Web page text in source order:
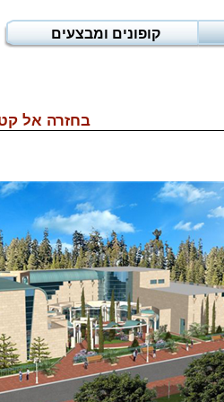
קופונים ומבצעים
בחזרה אל